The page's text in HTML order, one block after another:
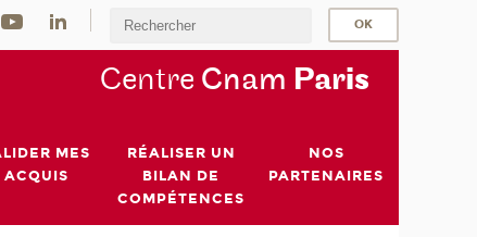
Centre Cnam Paris
MES
ACQUIS
RÉALISER UN
BILAN DE
COMPÉTENCES
NOS
PARTENAIRES